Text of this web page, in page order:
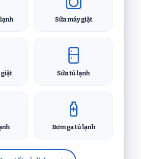
Sửa máy giặt
giặt Sửa tủ lạnh
Bơm ga tủ lạnh